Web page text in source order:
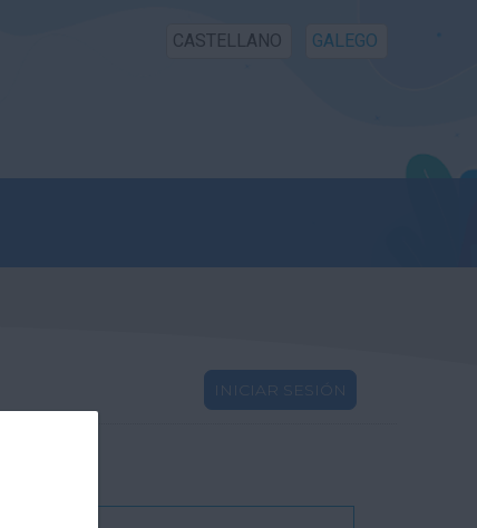
CASTELLANO GALEGO
INICIAR SESIÓN